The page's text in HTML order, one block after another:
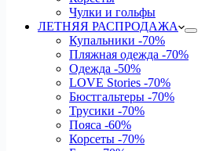
Чулки и гольфы
ЛЕТНЯЯ РАСПРОДАЖА
Купальники -70%
Пляжная одежда -70%
Одежда -50%
LOVE Stories -70%
Бюстгальтеры -70%
Трусики -70%
Пояса -60%
Корсеты -70%